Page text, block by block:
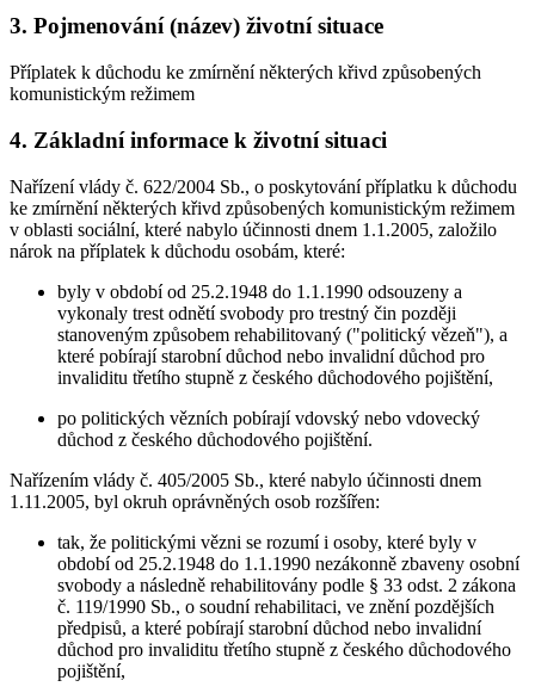
3. Pojmenování (název) životní situace
Příplatek k důchodu ke zmírnění některých křivd způsobených
komunistickým režimem
4. Základní informace k životní situaci
Nařízení vlády č. 622/2004 Sb., o poskytování příplatku k důchodu
ke zmírnění některých křivd způsobených komunistickým režimem
v oblasti sociální, které nabylo účinnosti dnem 1.1.2005, založilo
nárok na příplatek k důchodu osobám, které:
byly v období od 25.2.1948 do 1.1.1990 odsouzeny a
vykonaly trest odnětí svobody pro trestný čin později
stanoveným způsobem rehabilitovaný ("politický vězeň"), a
které pobírají starobní důchod nebo invalidní důchod pro
invaliditu třetího stupně z českého důchodového pojištění,
po politických vězních pobírají vdovský nebo vdovecký
důchod z českého důchodového pojištění.
Nařízením vlády č. 405/2005 Sb., které nabylo účinnosti dnem
1.11.2005, byl okruh oprávněných osob rozšířen:
tak, že politickými vězni se rozumí i osoby, které byly v
období od 25.2.1948 do 1.1.1990 nezákonně zbaveny osobní
svobody a následně rehabilitovány podle § 33 odst. 2 zákona
č. 119/1990 Sb., o soudní rehabilitaci, ve znění pozdějších
předpisů, a které pobírají starobní důchod nebo invalidní
důchod pro invaliditu třetího stupně z českého důchodového
pojištění,